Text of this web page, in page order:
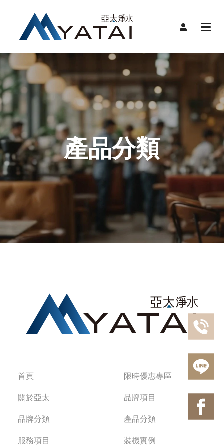
品
品
產
服
裝
聯
產品分類
首頁
限時優惠專區
關於亞太
品牌項目
品牌分類
產品分類
服務項目
裝機實例